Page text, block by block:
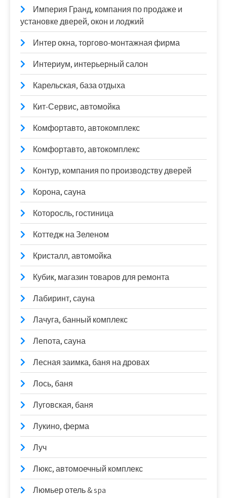
Империя Гранд, компания по продаже и
установке дверей, окон и лоджий
Интер окна, торгово-монтажная фирма
Интериум, интерьерный салон
Карельская, база отдыха
Кит-Сервис, автомойка
Комфортавто, автокомплекс
Комфортавто, автокомплекс
Контур, компания по производству дверей
Корона, сауна
Которосль, гостиница
Коттедж на Зеленом
Кристалл, автомойка
Кубик, магазин товаров для ремонта
Лабиринт, сауна
Лачуга, банный комплекс
Лепота, сауна
Лесная заимка, баня на дровах
Лось, баня
Луговская, баня
Лукино, ферма
Луч
Люкс, автомоечный комплекс
Люмьер отель & spa